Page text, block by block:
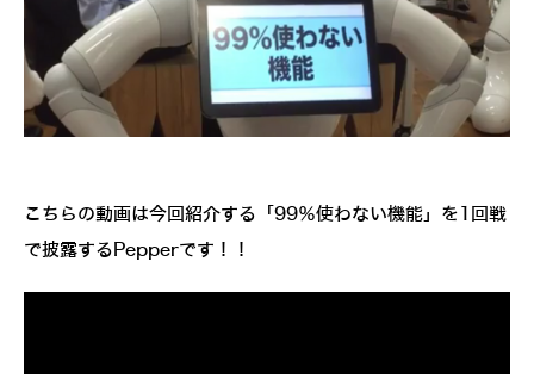
こちらの動画は今回紹介する「99％使わない機能」を1回戦
で披露するPepperです！！